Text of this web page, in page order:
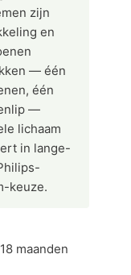
zijn
en
— één
één
—
lichaam
in lange-
keuze.
maanden